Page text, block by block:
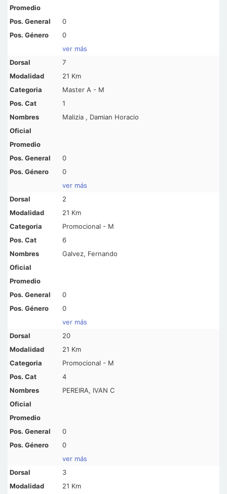
0
0
ver más
7
21 Km
Master A - M
1
Malizia , Damian Horacio
0
0
ver más
2
21 Km
Promocional - M
6
Galvez, Fernando
0
0
ver más
20
21 Km
Promocional - M
4
PEREIRA, IVAN C
0
0
ver más
3
21 Km